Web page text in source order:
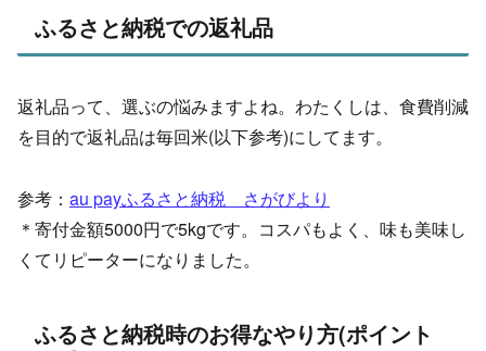
ふるさと納税での返礼品
返礼品って、選ぶの悩みますよね。わたくしは、食費削減
を目的で返礼品は毎回米(以下参考)にしてます。
参考： au payふるさと納税 さがびより
＊寄付金額5000円で5kgです。コスパもよく、味も美味し
くてリピーターになりました。
ふるさと納税時のお得なやり方(ポイント